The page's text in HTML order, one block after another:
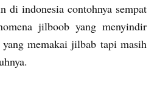
di indonesia contohnya sempat
jilboob yang menyindir
memakai jilbab tapi masih